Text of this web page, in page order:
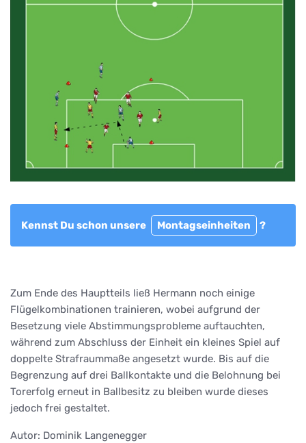
Kennst Du schon unsere Montagseinheiten ?
Zum Ende des Hauptteils ließ Hermann noch einige
Flügelkombinationen trainieren, wobei aufgrund der
Besetzung viele Abstimmungsprobleme auftauchten,
während zum Abschluss der Einheit ein kleines Spiel auf
doppelte Strafraummaße angesetzt wurde. Bis auf die
Begrenzung auf drei Ballkontakte und die Belohnung bei
Torerfolg erneut in Ballbesitz zu bleiben wurde dieses
jedoch frei gestaltet.
Autor: Dominik Langenegger